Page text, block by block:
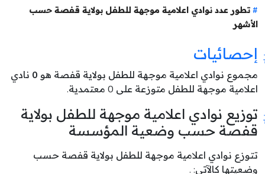
تطور عدد نوادي اعلامية موجهة للطفل بولاية قفصة حسب
الأشهر
إحصائيات
مجموع نوادي اعلامية موجهة للطفل بولاية قفصة هو 0 نادي
اعلامية موجهة للطفل متوزعة على 0 معتمدية.
توزيع نوادي اعلامية موجهة للطفل بولاية
قفصة حسب وضعية المؤسسة
تتوزع نوادي اعلامية موجهة للطفل بولاية قفصة حسب
وضعيتها كالآتي: .